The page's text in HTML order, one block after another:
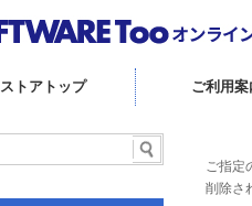
ストアトップ ご利用案
ご指定
削除さ